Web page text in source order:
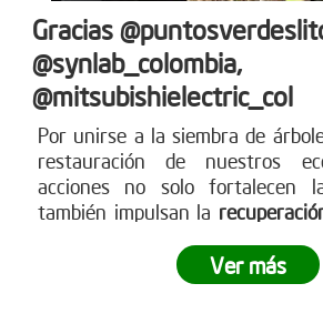
Gracias
@synlab_colombia,
@mitsubishielectric_col
Por unirse a la siembra de
restauración de nuestros
acciones no solo fortalecen
también impulsan la
sostenible para todos.
marcan la diferencia y nos
Ver más